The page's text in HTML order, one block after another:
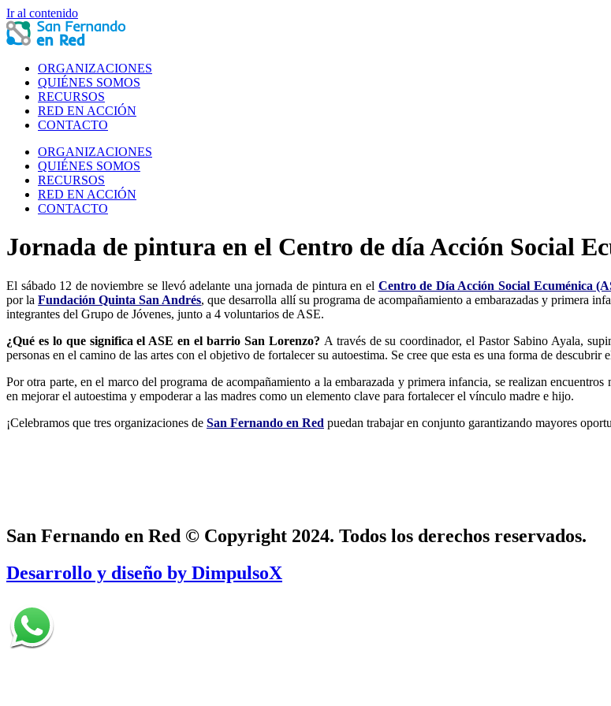
Ir al contenido
ORGANIZACIONES
QUIÉNES SOMOS
RECURSOS
RED EN ACCIÓN
CONTACTO
ORGANIZACIONES
QUIÉNES SOMOS
RECURSOS
RED EN ACCIÓN
CONTACTO
Jornada de pintura en el Centro de día Acción Social
El sábado 12 de noviembre se llevó adelante una jornada de pintura en el Centro de Día Acción Social Ecuménica
por laFundación Quinta San Andrés, que desarrolla allí su programa de acompañamiento a embarazadas y primera
integrantes del Grupo de Jóvenes, junto a 4 voluntarios de ASE.
¿Qué es lo que significa el ASE en el barrio San Lorenzo? A través de su coordinador, el Pastor Sabino Ayala,
personas en el camino de las artes con el objetivo de fortalecer su autoestima. Se cree que esta es una forma de
Por otra parte, en el marco del programa de acompañamiento a la embarazada y primera infancia, se realizan
en mejorar el autoestima y empoderar a las madres como un elemento clave para fortalecer el vínculo madre e hijo.
¡Celebramos que tres organizaciones de San Fernando en Red puedan trabajar en conjunto garantizando mayores
San Fernando en Red © Copyright 2024. Todos los derechos reservados.
Desarrollo y diseño by DimpulsoX